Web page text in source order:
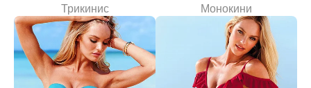
Трикинис Монокини